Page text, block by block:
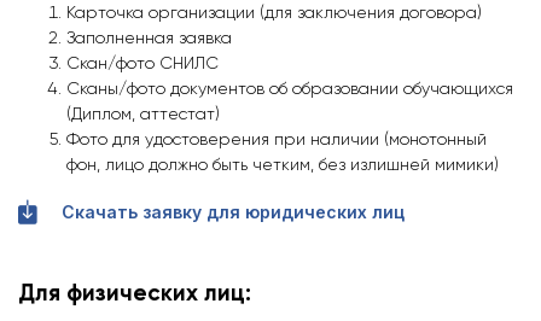
Карточка организации (для заключения договора)
Заполненная заявка
Скан/фото СНИЛС
Сканы/фото документов об образовании обучающихся
(Диплом, аттестат)
Фото для удостоверения при наличии (монотонный
фон, лицо должно быть четким, без излишней мимики)
Скачать заявку для юридических лиц
Для физических лиц: